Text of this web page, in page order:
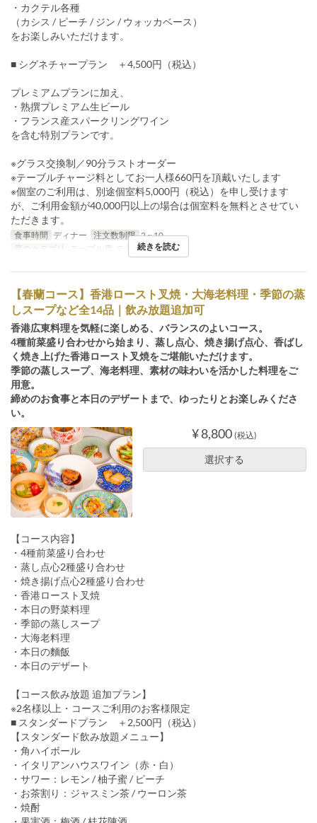
・カクテル各種
（カシス / ピーチ / ジン / ウォッカベース）
をお楽しみいただけます。
■ シグネチャープラン ＋4,500円（税込）
プレミアムプランに加え、
・熟撰プレミアム生ビール
・フランス産スパークリングワイン
を含む特別プランです。
※グラス交換制／90分ラストオーダー
※テーブルチャージ料としてお一人様660円を頂戴いたします
※個室のご利用は、別途個室料5,000円（税込）を申し受けます
が、ご利用金額が40,000円以上の場合は個室料を無料とさせてい
ただきます。
食事時間 ディナー 注文数制限 2 ~ 10
席のカテゴリ
テーブル席, テラス, 個室
続きを読む
【春蘭コース】香港ロースト叉焼・大海老料理・季節の蒸
しスープなど全14品｜飲み放題追加可
香港広東料理を気軽に楽しめる、バランスのよいコース。
4種前菜盛り合わせから始まり、蒸し点心、焼き揚げ点心、香ばし
く焼き上げた香港ロースト叉焼をご堪能いただけます。
季節の蒸しスープ、海老料理、素材の味わいを活かした料理をご
用意。
締めのお食事と本日のデザートまで、ゆったりとお楽しみくださ
い。
¥ 8,800 (税込)
選択する
【コース内容】
・4種前菜盛り合わせ
・蒸し点心2種盛り合わせ
・焼き揚げ点心2種盛り合わせ
・香港ロースト叉焼
・本日の野菜料理
・季節の蒸しスープ
・大海老料理
・本日の麵飯
・本日のデザート
【コース飲み放題 追加プラン】
※2名様以上・コースご利用のお客様限定
■ スタンダードプラン ＋2,500円（税込）
【スタンダード飲み放題メニュー】
・角ハイボール
・イタリアンハウスワイン（赤・白）
・サワー：レモン / 柚子蜜 / ピーチ
・お茶割り：ジャスミン茶 / ウーロン茶
・焼酎